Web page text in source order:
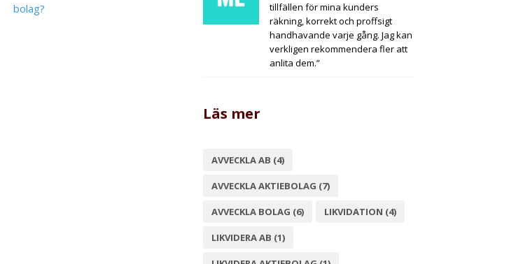
bolag?
tillfällen för mina kunders
räkning, korrekt och proffsigt
handhavande varje gång. Jag kan
verkligen rekommendera fler att
anlita dem.”
Läs mer
AVVECKLA AB (4)
AVVECKLA AKTIEBOLAG (7)
AVVECKLA BOLAG (6) LIKVIDATION (4)
LIKVIDERA AB (1)